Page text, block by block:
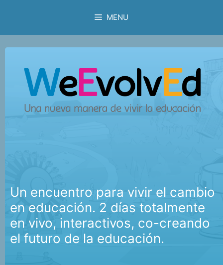
MENU
Un encuentro para vivir el cambio
en educación. 2 días totalmente
en vivo, interactivos, co-creando
el futuro de la educación.